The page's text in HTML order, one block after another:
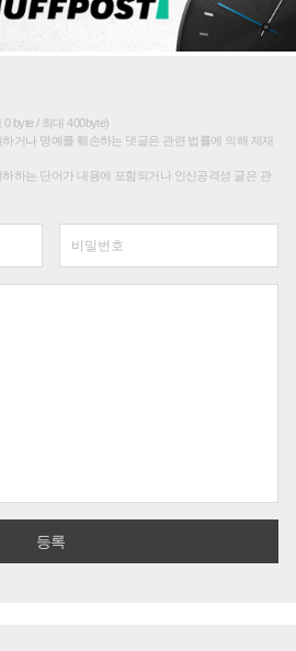
byte / 최대 400byte)
거나 명예를 훼손하는 댓글은 관련 법률에 의해 제재
하는 단어가 내용에 포함되거나 인신공격성 글은 관